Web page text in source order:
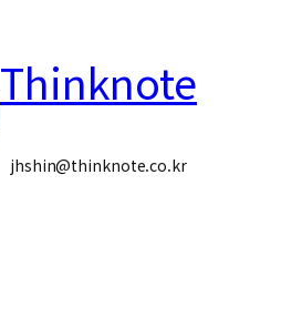
Thinknote
jhshin@thinknote.co.kr